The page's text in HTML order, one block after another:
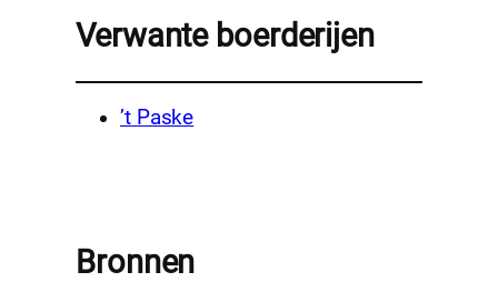
Verwante boerderijen
’t Paske
Bronnen